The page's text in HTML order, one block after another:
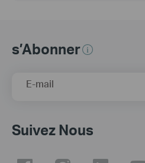
s’Abonner
E-mail
Suivez Nous